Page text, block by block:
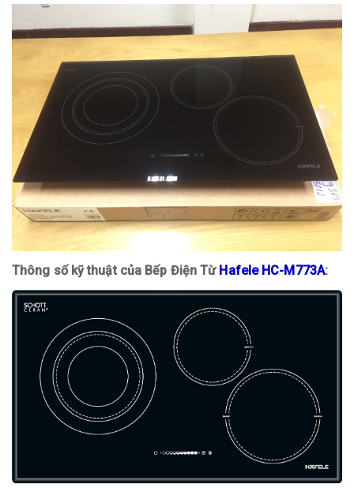
Thông số kỹ thuật của Bếp Điện Từ Hafele HC-M773A: